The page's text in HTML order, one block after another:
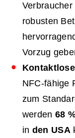
robusten
Vorzug
NFC-fähige
zum
werden 68
in den USA